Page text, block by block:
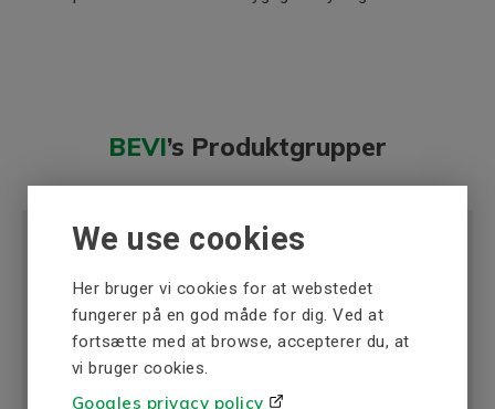
We use cookies
Her bruger vi cookies for at webstedet
fungerer på en god måde for dig. Ved at
fortsætte med at browse, accepterer du, at
vi bruger cookies.
Googles privacy policy
BEVI’s Produktgrupper
Elmotorer
Energieffektive elektriske motorer af høj kvalitet